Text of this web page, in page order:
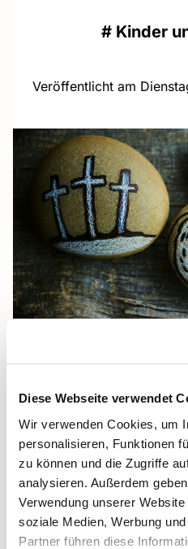
Diese Webseite verwendet
Wir verwenden Cookies, um
personalisieren, Funktionen
zu können und die Zugriffe
analysieren. Außerdem
Verwendung unserer
soziale Medien, Werbung
Partner führen diese
# Kinder
Veröffentlicht am
Karsamstag für
Gemeinsam
ab 14.30 Uhrdie
hören
-